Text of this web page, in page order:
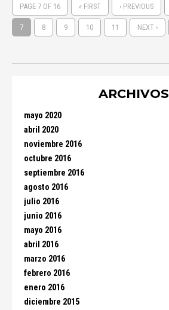
PAGE 7 OF 16 « FIRST ‹ PREVIOUS
7 8 9 10 11 NEXT ›
ARCHIVOS
mayo 2020
abril 2020
noviembre 2016
octubre 2016
septiembre 2016
agosto 2016
julio 2016
junio 2016
mayo 2016
abril 2016
marzo 2016
febrero 2016
enero 2016
diciembre 2015